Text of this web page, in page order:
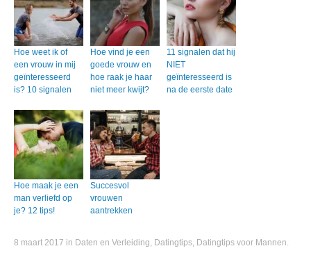
Hoe weet ik of
een vrouw in mij
geïnteresseerd
is? 10 signalen
Hoe vind je een
goede vrouw en
hoe raak je haar
niet meer kwijt?
11 signalen dat hij
NIET
geïnteresseerd is
na de eerste date
Hoe maak je een
man verliefd op
je? 12 tips!
Succesvol
vrouwen
aantrekken
8 maart 2017 in Daten en Verleiding, Datingtips, Datingtips voor Mannen.